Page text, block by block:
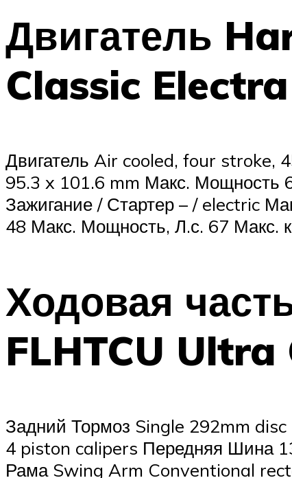
Двигатель
Classic
Двигатель Air cooled, four stroke,
95.3 x 101.6 mm Макс. Мощность
Зажигание / Стартер – / electric
48 Макс. Мощность, Л.с. 67 Макс.
Ходовая
FLHTCU
Задний Тормоз Single 292mm
4 piston calipers Передняя Шина
Рама Swing Arm Conventional